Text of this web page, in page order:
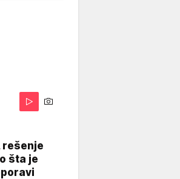
rešenje
šta je